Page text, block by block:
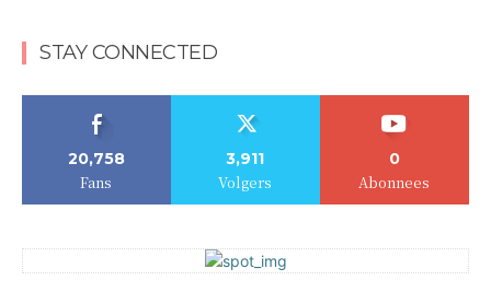
STAY CONNECTED
20,758
Fans
3,911
Volgers
0
Abonnees